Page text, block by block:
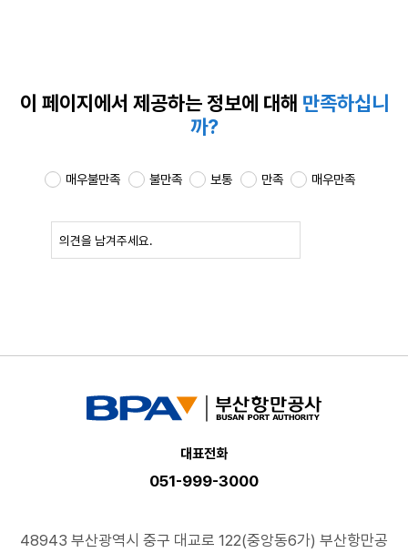
이 페이지에서 제공하는정보에 대해 만족하십니
까?
매우불만족 불만족 보통 만족 매우만족
대표전화
051-999-3000
48943 부산광역시 중구 대교로 122(중앙동6가) 부산항만공